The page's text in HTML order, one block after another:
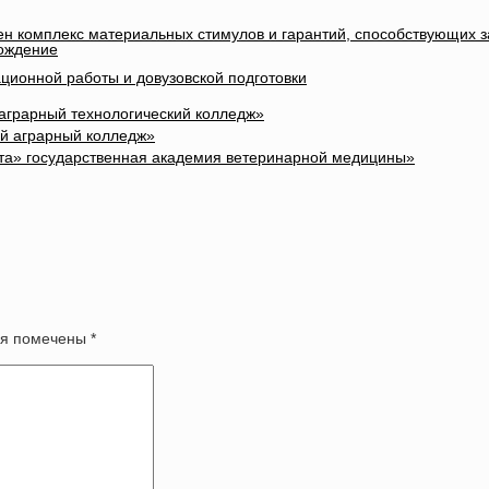
технологический колледж»
аграрный колледж»
государственная академия ветеринарной медицины»
комплекс материальных стимулов и гарантий, способствующих
работы и довузовской подготовки
помечены *